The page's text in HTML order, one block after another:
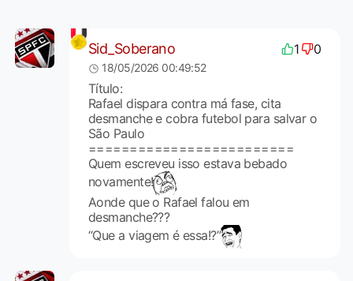
Sid_Soberano 1 0
18/05/2026 00:49:52
Título:
Rafael dispara contra má fase, cita
desmanche e cobra futebol para salvar o
São Paulo
=========================
Quem escreveu isso estava bebado
novamente!
Aonde que o Rafael falou em
desmanche???
“Que a viagem é essa!?”